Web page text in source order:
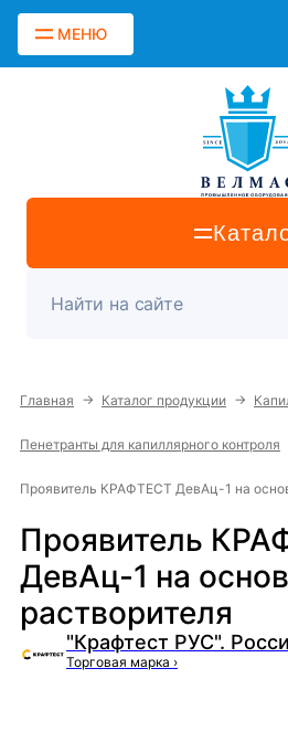
МЕНЮ
Главная → Каталог продукции →
Пенетранты для капиллярного контроля
Проявитель КРАФТЕСТ ДевАц-1 на
Проявитель
ДевАц-1 на
растворителя
"Крафтест РУС".
Торговая марка ›